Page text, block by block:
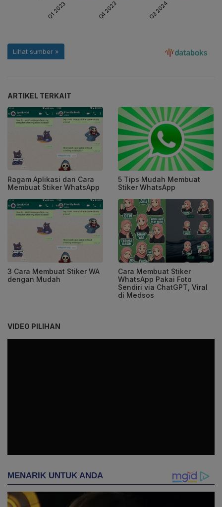
ARTIKEL TERKAIT
Ragam Aplikasi dan Cara
Membuat Stiker WhatsApp
5 Tips Mudah Membuat
Stiker WhatsApp
3 Cara Membuat Stiker WA
dengan Mudah
Cara Membuat Stiker
WhatsApp Pakai Foto
Sendiri via ChatGPT, Viral
di Medsos
VIDEO PILIHAN